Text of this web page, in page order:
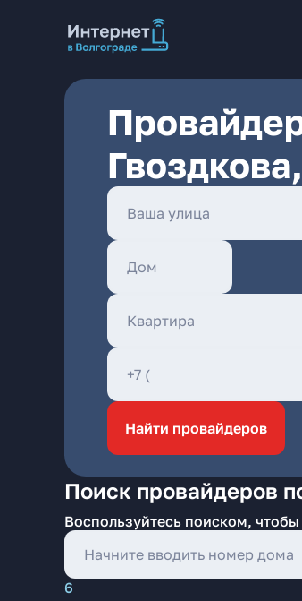
Найти провайдеров
Поиск провайдеров
Воспользуйтесь поиском,
6